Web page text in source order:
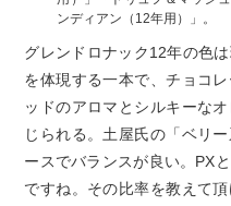
ンディアン（12年用）」。
グレンドロナック12年の色
を体現する一本で、チョコ
ッドのアロマとシルキーな
じられる。土屋氏の「ベリ
ースでバランスが良い。PX
ですね。その比率を教えて